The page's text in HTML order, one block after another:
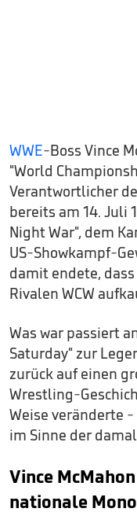
WWE-Boss Vince
"World
Verantwortlicher
bereits am 14. Juli
Night War", dem
US-Showkampf-
damit endete,
Rivalen WCW
Was war passiert
Saturday" zur
zurück auf einen
Wrestling-
Weise veränderte
im Sinne der
Vince
nationale